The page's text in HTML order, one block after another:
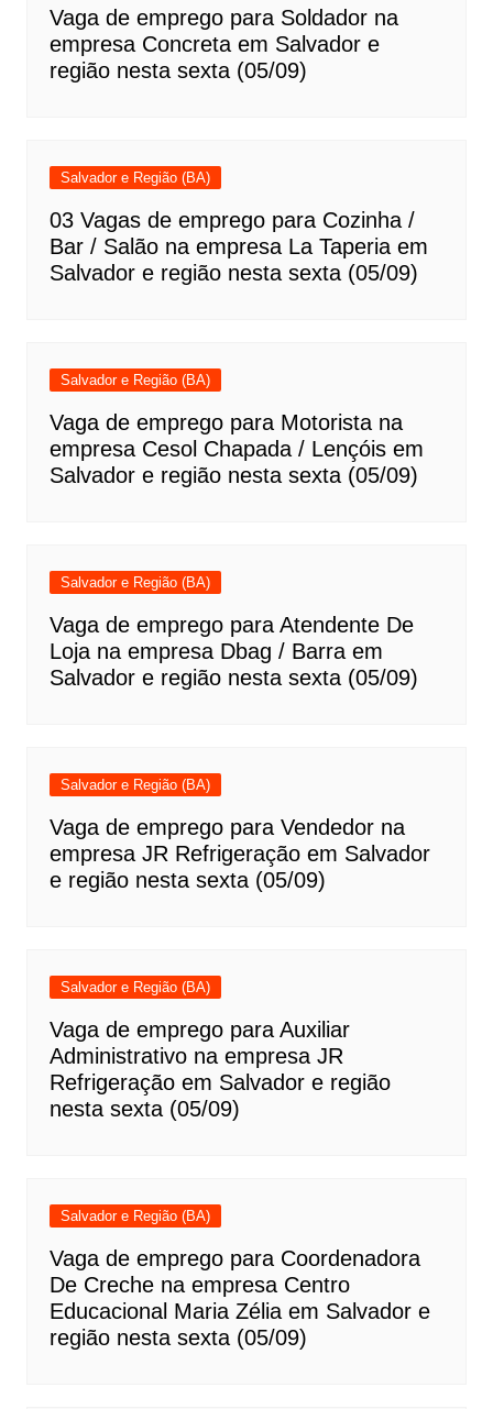
Vaga de emprego para Soldador na
empresa Concreta em Salvador e
região nesta sexta (05/09)
Salvador e Região (BA)
03 Vagas de emprego para Cozinha /
Bar / Salão na empresa La Taperia em
Salvador e região nesta sexta (05/09)
Salvador e Região (BA)
Vaga de emprego para Motorista na
empresa Cesol Chapada / Lençóis em
Salvador e região nesta sexta (05/09)
Salvador e Região (BA)
Vaga de emprego para Atendente De
Loja na empresa Dbag / Barra em
Salvador e região nesta sexta (05/09)
Salvador e Região (BA)
Vaga de emprego para Vendedor na
empresa JR Refrigeração em Salvador
e região nesta sexta (05/09)
Salvador e Região (BA)
Vaga de emprego para Auxiliar
Administrativo na empresa JR
Refrigeração em Salvador e região
nesta sexta (05/09)
Salvador e Região (BA)
Vaga de emprego para Coordenadora
De Creche na empresa Centro
Educacional Maria Zélia em Salvador e
região nesta sexta (05/09)